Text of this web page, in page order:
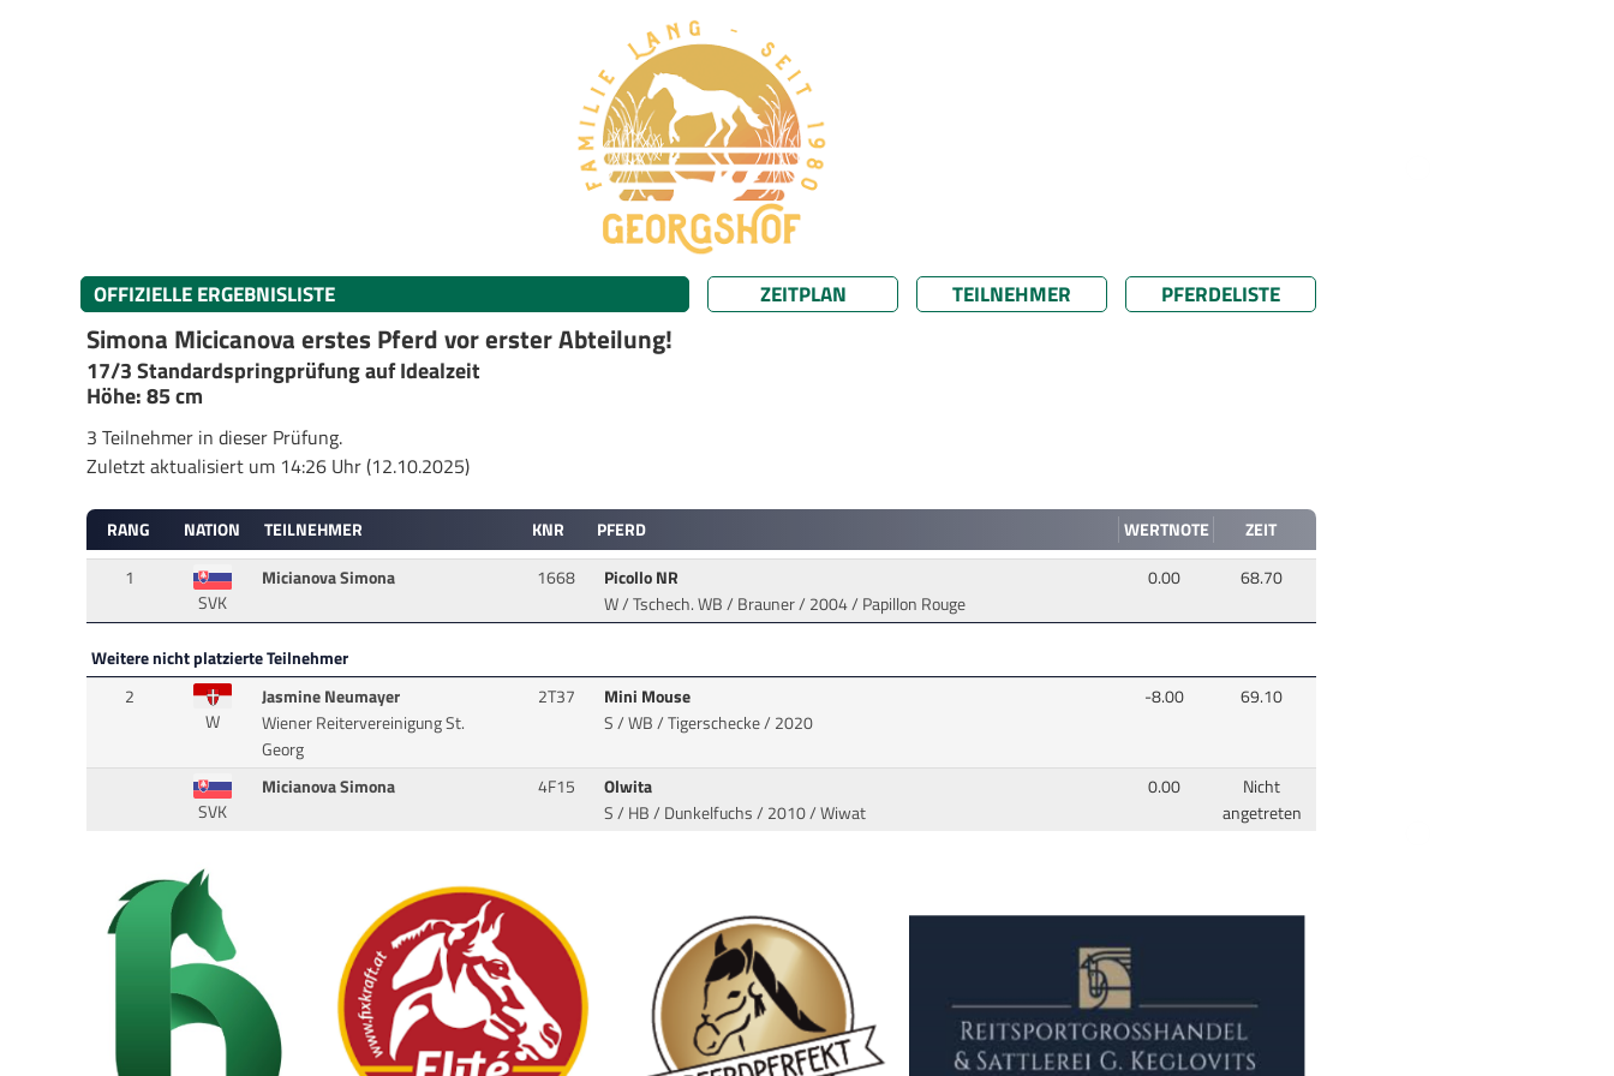
OFFIZIELLE ERGEBNISLISTE ZEITPLAN TEILNEHMER PFERDELISTE
Simona Micicanova erstes Pferd vor erster Abteilung!
17/3 Standardspringprüfung auf Idealzeit
Höhe: 85 cm
3 Teilnehmer in dieser Prüfung.
Zuletzt aktualisiert um 14:26 Uhr (12.10.2025)
RANG NATION TEILNEHMER KNR PFERD WERTNOTE
ZEIT
1
SVK
Micianova Simona 1668
Picollo NR
W / Tschech. WB / Brauner / 2004 / Papillon Rouge
0.00 68.70
Weitere nicht platzierte Teilnehmer
2
W
Jasmine Neumayer
Wiener Reitervereinigung St.
Georg
2T37
Mini Mouse
S / WB / Tigerschecke / 2020
-8.00 69.10
SVK
Micianova Simona 4F15
Olwita
S / HB / Dunkelfuchs / 2010 / Wiwat
0.00
Nicht
angetreten